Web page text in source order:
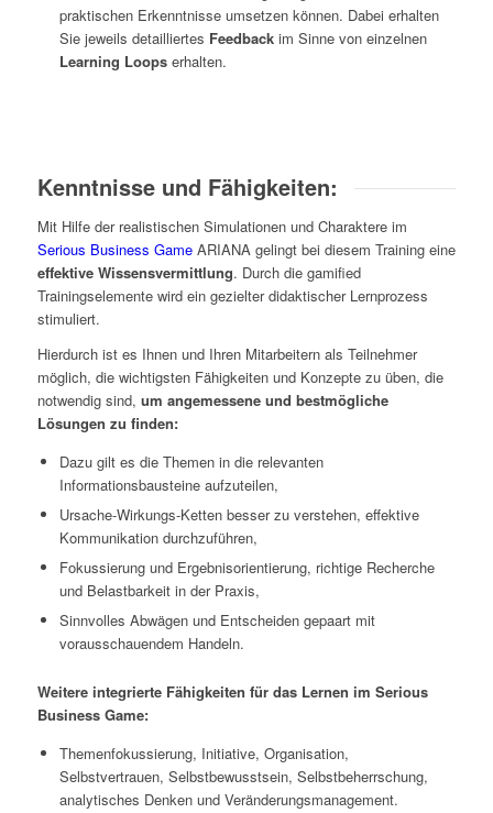
praktischen Erkenntnisse umsetzen können. Dabei erhalten
Sie jeweils detailliertes Feedbackim Sinne von einzelnen
Learning Loopserhalten.
Kenntnisse und Fähigkeiten:
Mit Hilfe der realistischen Simulationen und Charaktere im
Serious Business GameARIANA gelingt bei diesem Training eine
effektive Wissensvermittlung. Durch die gamified
Trainingselemente wird ein gezielter didaktischer Lernprozess
stimuliert.
Hierdurch ist es Ihnen und Ihren Mitarbeitern als Teilnehmer
möglich, die wichtigsten Fähigkeiten und Konzepte zu üben, die
notwendig sind, um angemessene und bestmögliche
Lösungen zu finden:
Dazu gilt es die Themen in die relevanten
Informationsbausteine aufzuteilen,
Ursache-Wirkungs-Ketten besser zu verstehen, effektive
Kommunikation durchzuführen,
Fokussierung und Ergebnisorientierung, richtige Recherche
und Belastbarkeit in der Praxis,
Sinnvolles Abwägen und Entscheiden gepaart mit
vorausschauendem Handeln.
Weitere integrierte Fähigkeiten für das Lernen im Serious
Business Game:
Themenfokussierung, Initiative, Organisation,
Selbstvertrauen, Selbstbewusstsein, Selbstbeherrschung,
analytisches Denken und Veränderungsmanagement.